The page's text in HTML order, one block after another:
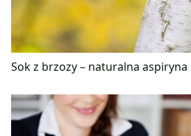
Sok z brzozy – naturalna